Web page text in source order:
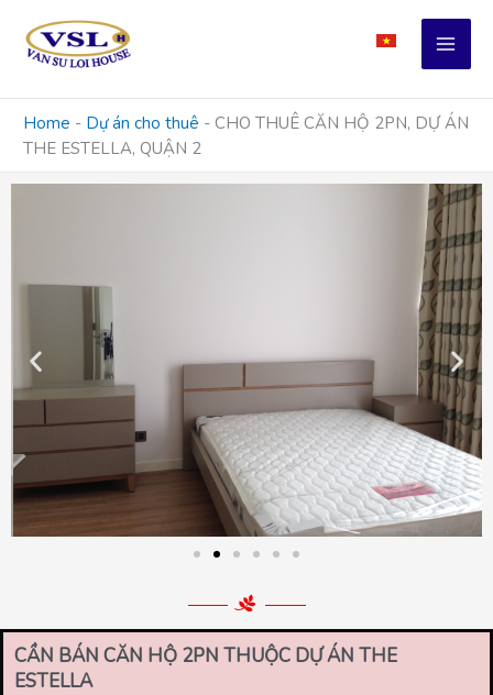
content
Home - Dự án cho thuê - CHO THUÊ CĂN HỘ 2PN, DỰ ÁN
THE ESTELLA, QUẬN 2
CẦN BÁN CĂN HỘ 2PN THUỘC DỰ ÁN THE
ESTELLA